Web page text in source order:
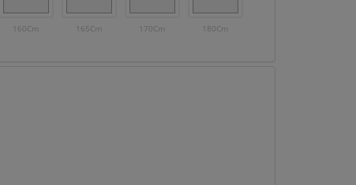
160Cm 165Cm 170Cm 180Cm